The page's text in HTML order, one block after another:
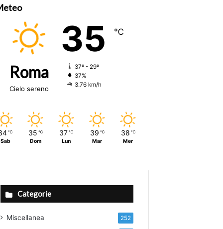
Roma
Cielo sereno
35 ℃
37º - 29º
37%
3.76 km/h
℃
Sab
35 ℃
Dom
37 ℃
Lun
39 ℃
Mar
38 ℃
Mer
Categorie
Miscellanea 252